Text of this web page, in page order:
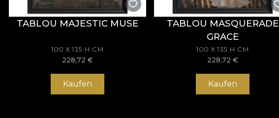
TABLOU MAJESTIC MUSE
100 X 135 H CM
228,72€
Kaufen
TABLOU MASQUERADE
GRACE
100 X 135 H CM
228,72€
Kaufen